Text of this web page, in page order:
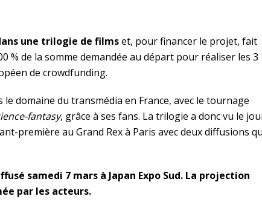
une trilogie de filmset, pour financer le projet, fait
% de la somme demandée au départ pour réaliser les 3
de crowdfunding.
le domaine du transmédia en France, avec le tournage
fantasy, grâce à ses fans. La trilogie a donc vu le
première au Grand Rex à Paris avec deux diffusions
samedi 7 mars à Japan Expo Sud. La projection
par les acteurs.